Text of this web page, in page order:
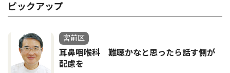
ピックアップ
宮前区
耳鼻咽喉科 難聴かなと思ったら話す側が
配慮を